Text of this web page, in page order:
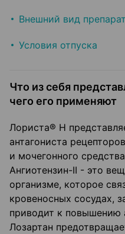
Внешний вид
Условия отпуска
Что из себя
чего его применяют
Лориста® Н
антагониста
и мочегонного
Ангиотензин-II - это
организме, которое
кровеносных сосудах,
приводит к повышению
Лозартан